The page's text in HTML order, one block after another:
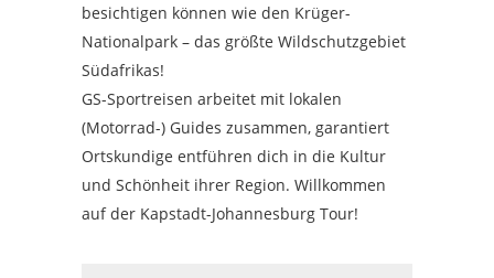
besichtigen können wie den Krüger-
Nationalpark – das größte Wildschutzgebiet
Südafrikas!
GS-Sportreisen arbeitet mit lokalen
(Motorrad-) Guides zusammen, garantiert
Ortskundige entführen dich in die Kultur
und Schönheit ihrer Region. Willkommen
auf der Kapstadt-Johannesburg Tour!